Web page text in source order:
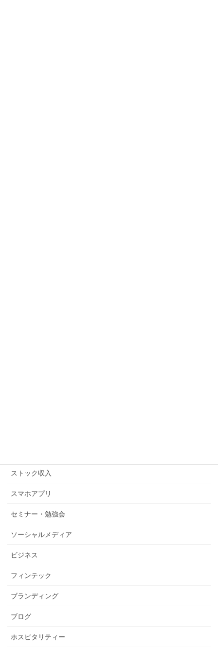
ストック収入
スマホアプリ
セミナー・勉強会
ソーシャルメディア
ビジネス
フィンテック
ブランディング
ブログ
ホスピタリティー